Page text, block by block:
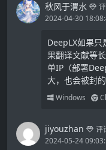
秋风于渭水
2024-04-30
DeepLX如果只
果翻译文献等
单IP（部署
大，也会被封的
Windows
jiyouzhan
评
2024-05-24